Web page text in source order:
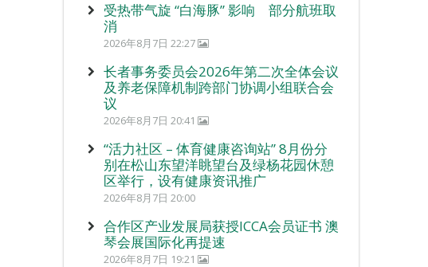
受热带气旋 “白海豚” 影响 部分航班取
消
2026年8月7日 22:27
长者事务委员会2026年第二次全体会议
及养老保障机制跨部门协调小组联合会
议
2026年8月7日 20:41
“活力社区 – 体育健康咨询站” 8月份分
别在松山东望洋眺望台及绿杨花园休憩
区举行，设有健康资讯推广
2026年8月7日 20:00
合作区产业发展局获授ICCA会员证书 澳
琴会展国际化再提速
2026年8月7日 19:21